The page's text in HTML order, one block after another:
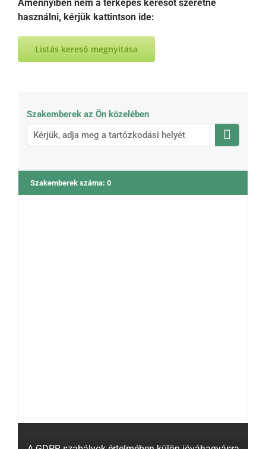
Amennyiben nem a térképes keresőt szeretné
használni, kérjük kattintson ide:
Listás kereső megnyitása
Szakemberek az Ön közelében
Szakemberek száma: 0